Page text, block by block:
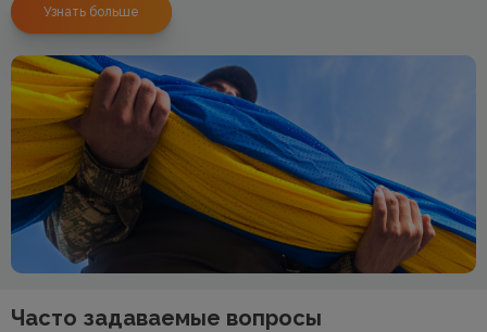
Узнать больше
Часто задаваемые вопросы